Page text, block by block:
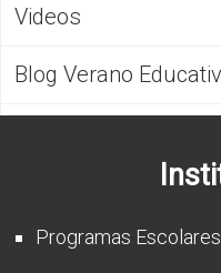
Videos
Blog Verano
Programas